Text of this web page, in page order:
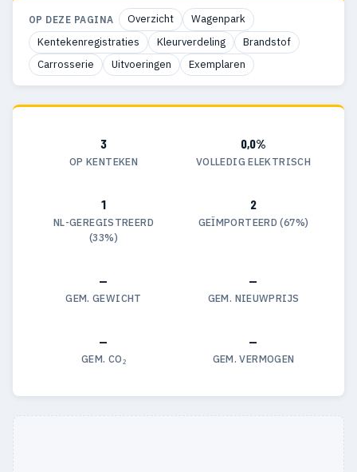
OP DEZE PAGINA Overzicht
Wagenpark
Kentekenregistraties
Kleurverdeling
Brandstof
Carrosserie
Uitvoeringen Exemplaren
3
OP KENTEKEN
0,0%
VOLLEDIG ELEKTRISCH
1
NL-GEREGISTREERD
(33%)
2
GEÏMPORTEERD (67%)
—
GEM. GEWICHT
—
GEM. NIEUWPRIJS
—
GEM. CO₂
—
GEM. VERMOGEN